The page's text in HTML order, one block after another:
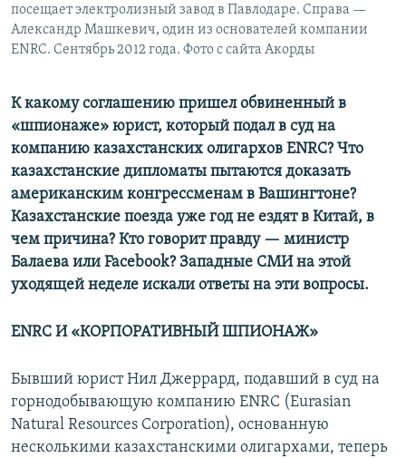
посещает электролизный завод в Павлодаре. Справа —
Александр Машкевич, один из основателей компании
ENRC. Сентябрь 2012 года. Фото с сайта Акорды
К какому соглашению пришел обвиненный в
«шпионаже» юрист, который подал в суд на
компанию казахстанских олигархов ENRC? Что
казахстанские дипломаты пытаются доказать
американским конгрессменам в Вашингтоне?
Казахстанские поезда уже год не ездят в Китай, в
чем причина? Кто говорит правду — министр
Балаева или Facebook? Западные СМИ на этой
уходящей неделе искали ответы на эти вопросы.
ENRC И «КОРПОРАТИВНЫЙ ШПИОНАЖ»
Бывший юрист Нил Джеррард, подавший в суд на
горнодобывающую компанию ENRC (Eurasian
Natural Resources Corporation), основанную
несколькими казахстанскими олигархами, теперь